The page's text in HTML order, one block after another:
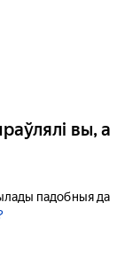
вы, а
падобныя да